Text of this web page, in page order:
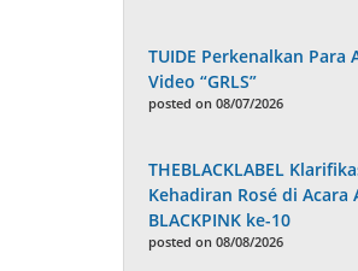
TUIDE Perkenalkan Para
Video “GRLS”
posted on 08/07/2026
THEBLACKLABEL
Kehadiran Rosé di Acara
BLACKPINK ke-10
posted on 08/08/2026